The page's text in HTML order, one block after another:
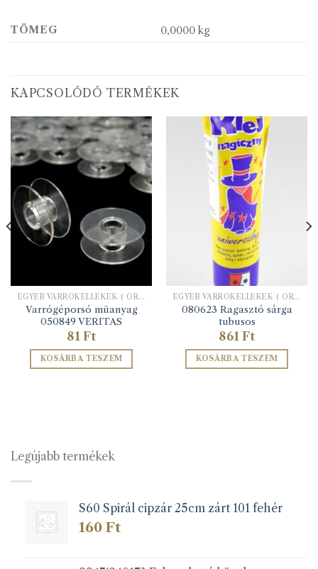
TÖMEG 0,0000 kg
KAPCSOLÓDÓ TERMÉKEK
EGYÉB VARRÓKELLÉKEK ( ORSÓK, RAGASZTÓK, STB.)
Varrógéporsó müanyag
050849 VERITAS
81 Ft
KOSÁRBA TESZEM
EGYÉB VARRÓKELLÉKEK ( ORSÓK, RAGASZTÓK, STB.)
080623 Ragasztó sárga
tubusos
861 Ft
KOSÁRBA TESZEM
Legújabb termékek
S60 Spirál cipzár 25cm zárt 101 fehér
160 Ft